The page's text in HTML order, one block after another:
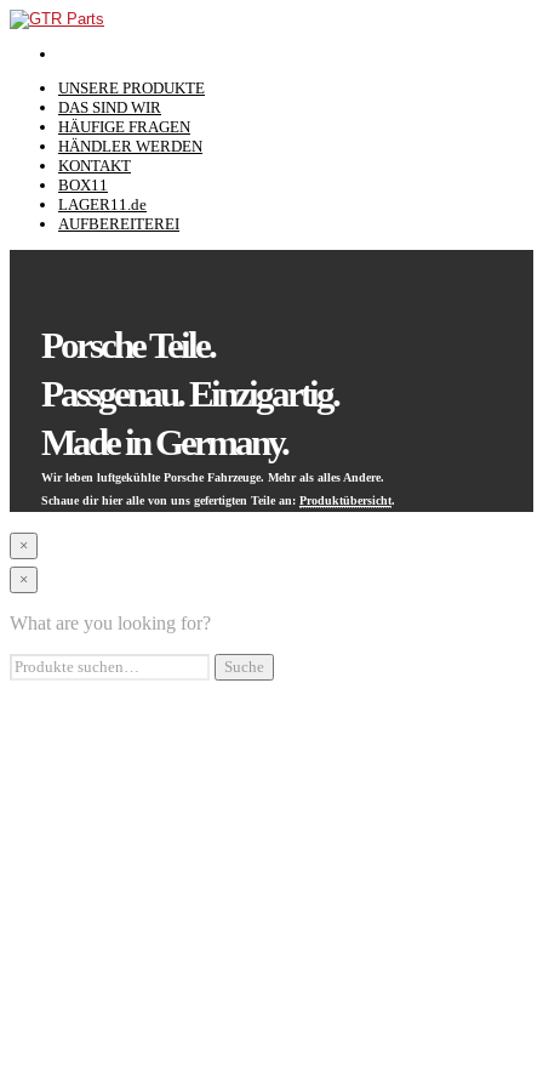
UNSERE PRODUKTE
DAS SIND WIR
HÄUFIGE FRAGEN
HÄNDLER WERDEN
KONTAKT
BOX11
LAGER11.de
AUFBEREITEREI
Porsche Teile.
Passgenau. Einzigartig.
Made in Germany.
Wir leben luftgekühlte Porsche Fahrzeuge. Mehr als alles Andere.
Schaue dir hier alle von uns gefertigten Teile an: Produktübersicht.
×
HÄUFIGE FRAGEN
HÄNDLER WERDEN
KONTAKT
×
What are you looking for?
Suche
nach:
Suche